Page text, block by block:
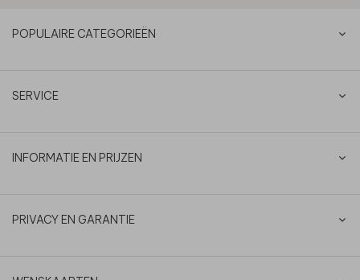
POPULAIRE CATEGORIEËN
SERVICE
INFORMATIE EN PRIJZEN
PRIVACY EN GARANTIE